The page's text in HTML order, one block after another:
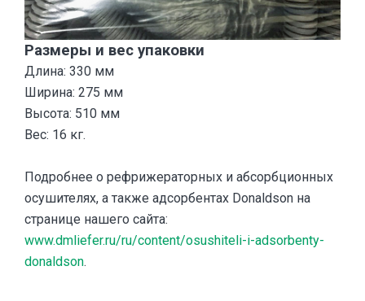
Размеры и вес упаковки
Длина: 330 мм
Ширина: 275 мм
Высота: 510 мм
Вес: 16 кг.
Подробнее о рефрижераторных и абсорбционных
осушителях, а также адсорбентах Donaldson на
странице нашего сайта:
www.dmliefer.ru/ru/content/osushiteli-i-adsorbenty-
donaldson.